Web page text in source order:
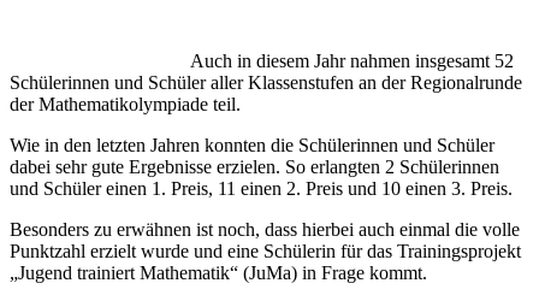
Auch in diesem Jahr nahmen insgesamt 52
Schülerinnen und Schüler aller Klassenstufen an der Regionalrunde
der Mathematikolympiade teil.
Wie in den letzten Jahren konnten die Schülerinnen und Schüler
dabei sehr gute Ergebnisse erzielen. So erlangten 2 Schülerinnen
und Schüler einen 1. Preis, 11 einen 2. Preis und 10 einen 3. Preis.
Besonders zu erwähnen ist noch, dass hierbei auch einmal die volle
Punktzahl erzielt wurde und eine Schülerin für das Trainingsprojekt
„Jugend trainiert Mathematik“ (JuMa) in Frage kommt.